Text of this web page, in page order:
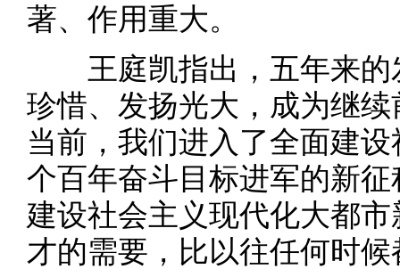
著、作用重大。
王庭凯指出，五年来的
珍惜、发扬光大，成为继
当前，我们进入了全面建
个百年奋斗目标进军的新
建设社会主义现代化大都
才的需要，比以往任何时